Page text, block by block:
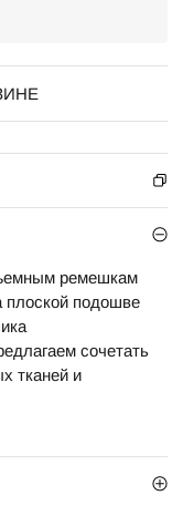
ремешкам
плоской подошве
сочетать
тканей и